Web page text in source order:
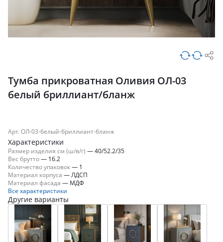
Тумба прикроватная Оливия ОЛ-03
белый бриллиант/бланж
Арт. ОЛ-03-белый-бриллиант-бланж
Характеристики
Размер изделия см (ш/в/г) —40/52.2/35
Вес брутто— 16.2
Количество упаковок— 1
Материал корпуса — ЛДСП
Материал фасада — МДФ
Все характеристики
Другие варианты